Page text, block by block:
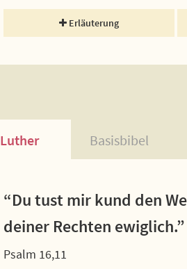
Erläuterung
Luther Basisbibel
“Du tust mir kund den
deiner Rechten ewiglich.”
Psalm 16,11